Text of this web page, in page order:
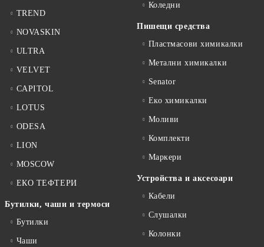
TREND
NOVASKIN
ULTRA
VELVET
CAPITOL
LOTUS
ODESA
LION
MOSCOW
ЕКО ТЕФТЕРИ
Бутилки, чаши и термоси
Бутилки
Чаши
Коледни
Пишещи средства
Пластмасови химикалки
Метални химикалки
Senator
Еко химикалки
Моливи
Комплекти
Маркери
Устройства и аксесоари
Кабели
Слушалки
Колонки